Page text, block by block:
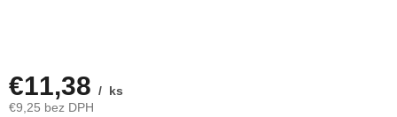
€11,38 / ks
€9,25 bez DPH